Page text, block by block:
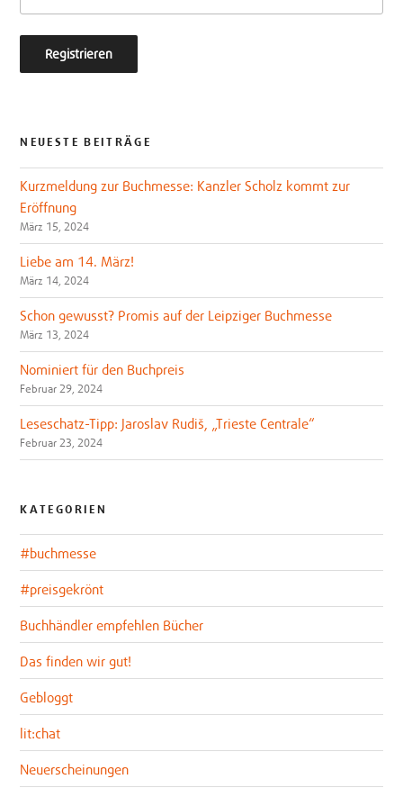
NEUESTE BEITRÄGE
Kurzmeldung zur Buchmesse: Kanzler Scholz kommt zur
Eröffnung
März 15, 2024
Liebe am 14. März!
März 14, 2024
Schon gewusst? Promis auf der Leipziger Buchmesse
März 13, 2024
Nominiert für den Buchpreis
Februar 29, 2024
Leseschatz-Tipp: Jaroslav Rudiš, „Trieste Centrale“
Februar 23, 2024
KATEGORIEN
#buchmesse
#preisgekrönt
Buchhändler empfehlen Bücher
Das finden wir gut!
Gebloggt
lit:chat
Neuerscheinungen